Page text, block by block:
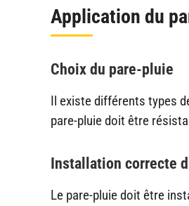
Application du
Choix du pare-pluie
Il existe différents types
pare-pluie doit être
Installation correcte
Le pare-pluie doit être